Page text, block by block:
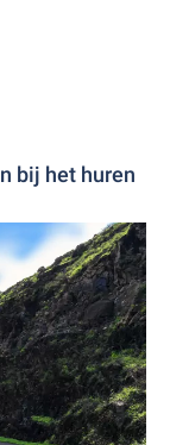
bij het huren